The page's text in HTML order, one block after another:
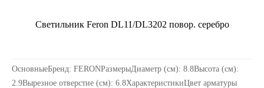
Светильник Feron DL11/DL3202 повор. серебро
ОсновныеБренд: FERONРазмерыДиаметр (см): 8.8Высота (см):
2.9Вырезное отверстие (см): 6.8ХарактеристикиЦвет арматуры